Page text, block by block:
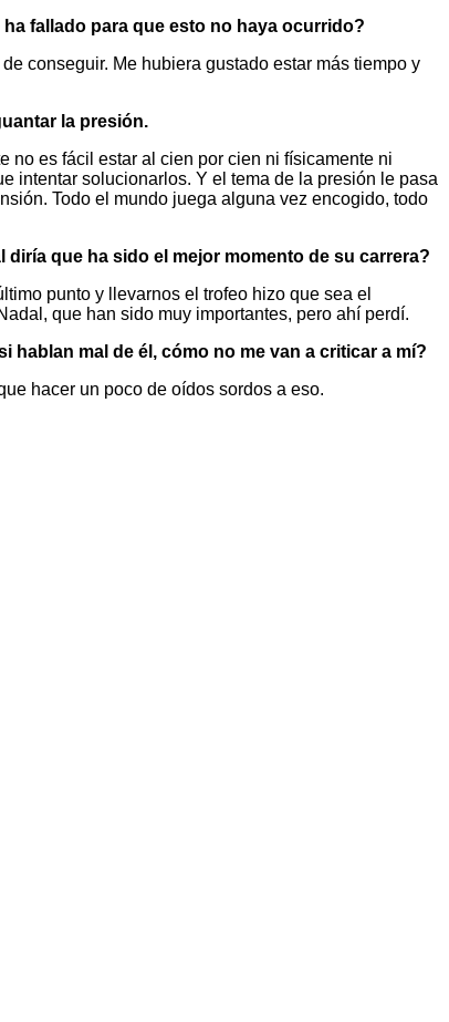
fallado para que esto no haya ocurrido?
conseguir. Me hubiera gustado estar más tiempo y
la presión.
no es fácil estar al cien por cien ni físicamente ni
intentar solucionarlos. Y el tema de la presión le pasa
Todo el mundo juega alguna vez encogido, todo
que ha sido el mejor momento de su carrera?
punto y llevarnos el trofeo hizo que sea el
que han sido muy importantes, pero ahí perdí.
mal de él, cómo no me van a criticar a mí?
hacer un poco de oídos sordos a eso.